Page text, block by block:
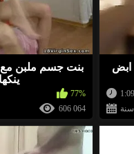
منذ 1 سنة
ممارسة الجنس. انظروا إليهم »بنت جسم ملبن مع
77%
606 064
ابض
1:09